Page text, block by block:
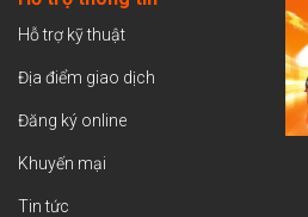
Hỗ trợ kỹ thuật
Địa điểm giao dịch
Đăng ký online
Khuyến mại
Tin tức